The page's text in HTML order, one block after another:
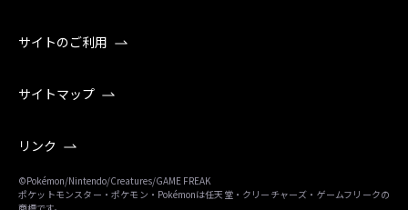
サイトのご利用
サイトマップ
リンク
©Pokémon/Nintendo/Creatures/GAME FREAK
ポケットモンスター・ポケモン・Pokémonは任天堂・クリーチャーズ・ゲームフリークの